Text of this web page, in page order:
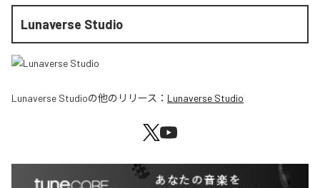
Lunaverse Studio
Lunaverse Studioの他のリリース： Lunaverse Studio